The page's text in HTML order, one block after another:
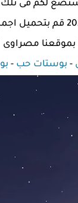
من اجمل الصور للفيس بوك
مصراوى
- بوستات حب -